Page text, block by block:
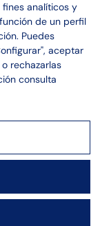
analíticos y
de un perfil
Puedes
aceptar
rechazarlas
consulta